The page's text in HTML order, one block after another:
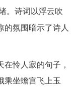
。诗词以浮云吹
的氛围暗示了诗人
怜人寂的句子，
乘坐蟾宫飞上玉